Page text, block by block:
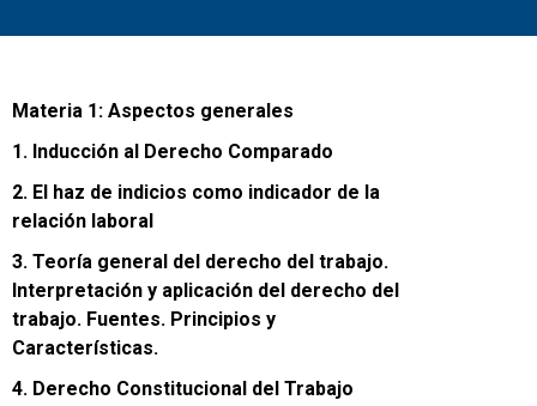
Materia 1: Aspectos generales
1. Inducción al Derecho Comparado
2. El haz de indicios como indicador de la
relación laboral
3. Teoría general del derecho del trabajo.
Interpretación y aplicación del derecho del
trabajo. Fuentes. Principios y
Características.
4. Derecho Constitucional del Trabajo